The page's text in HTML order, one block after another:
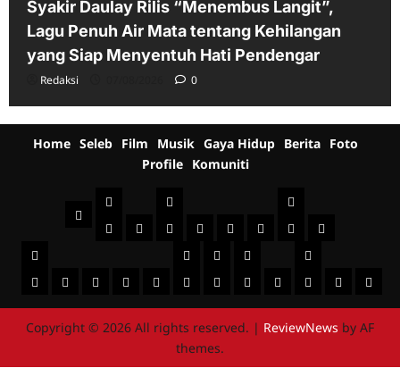
Syakir Daulay Rilis “Menembus Langit”,
Lagu Penuh Air Mata tentang Kehilangan
yang Siap Menyentuh Hati Pendengar
Redaksi 0
Home Seleb Film Musik Gaya Hidup Berita Foto
Profile Komuniti
Home
Seleb
IndonesiaInternational
Film
SinopsisJadwal
Film
Televisi
Jadwal
Acara
Behind
Scene
Musik
Musik
Indonesia
Musik
Gaya
Hidup
FashionHealthyBeautyKulinerJalan-
jalan
Berita
Umum
Foto
Foto
Peristiwa
Profile
Bro Sist
Komuniti
Fotography
Seni
Budaya
Copyright © 2026 All rights reserved. | ReviewNews by AF
themes.